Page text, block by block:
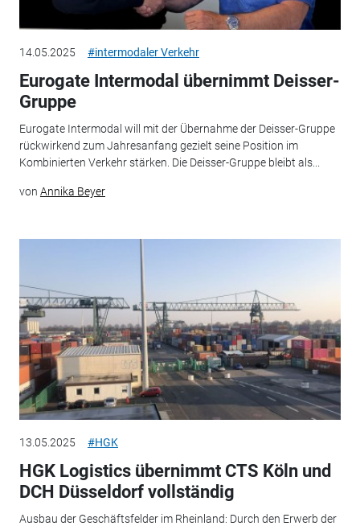
14.05.2025 #intermodaler Verkehr
Eurogate Intermodal übernimmt Deisser-
Gruppe
Eurogate Intermodal will mit der Übernahme der Deisser-Gruppe
rückwirkend zum Jahresanfang gezielt seine Position im
Kombinierten Verkehr stärken. Die Deisser-Gruppe bleibt als...
von Annika Beyer
13.05.2025 #HGK
HGK Logistics übernimmt CTS Köln und
DCH Düsseldorf vollständig
Ausbau der Geschäftsfelder im Rheinland: Durch den Erwerb der